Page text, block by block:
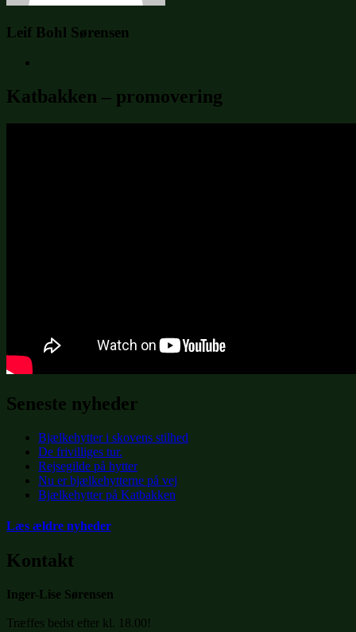
Leif Bohl Sørensen
Katbakken – promovering
Seneste nyheder
Bjælkehytter i skovens stilhed
De frivilliges tur.
Rejsegilde på hytter
Nu er bjælkehytterne på vej
Bjælkehytter på Katbakken
Læs ældre nyheder
Kontakt
Inger-Lise Sørensen
Træffes bedst efter kl. 18.00!